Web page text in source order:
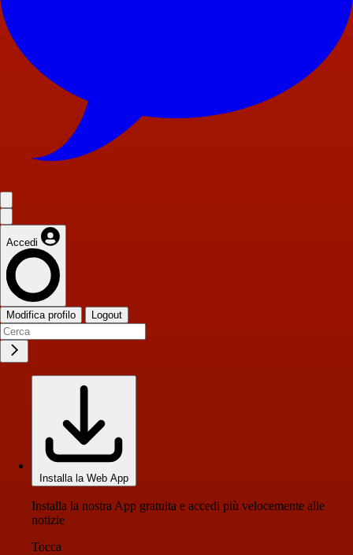
Accedi
Modifica profilo Logout
Installa la Web App
Installa la nostra App gratuita e accedi più velocemente alle
notizie
Tocca